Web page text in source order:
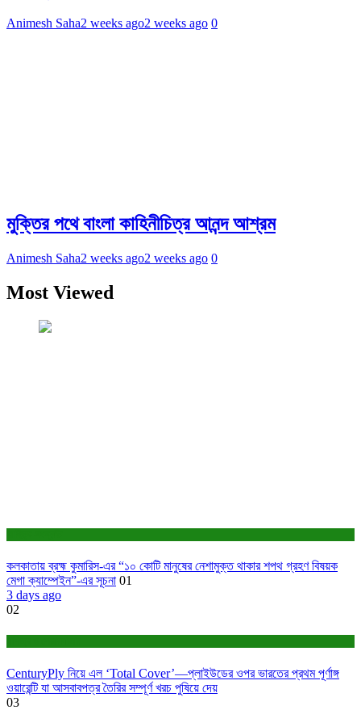
Animesh Saha2 weeks ago2 weeks ago 0
মুক্তির পথে বাংলা কাহিনীচিত্র আনন্দ আশ্রম
Animesh Saha2 weeks ago2 weeks ago 0
Most Viewed
কলকাতায় ব্রহ্ম কুমারিস-এর “১০ কোটি মানুষের নেশামুক্ত থাকার শপথ গ্রহণ বিষয়ক
মেগা ক্যাম্পেইন”-এর সূচনা 01
3 days ago
02
CenturyPly নিয়ে এল ‘Total Cover’—প্লাইউডের ওপর ভারতের প্রথম পূর্ণাঙ্গ
ওয়ারেন্টি যা আসবাবপত্র তৈরির সম্পূর্ণ খরচ পুষিয়ে দেয়
03